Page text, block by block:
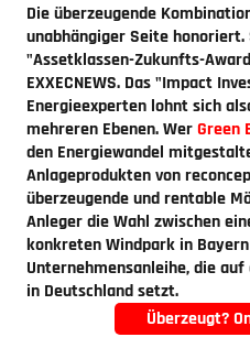
Die überzeugende
unabhängiger Seite
"Assetklassen-Zukunfts-
EXXECNEWS. Das "Impact
Energieexperten lohnt sich
mehreren Ebenen. WerGreen
den Energiewandel
Anlageprodukten von
überzeugende und rentable
Anleger die Wahl zwischen
konkreten Windpark in
Unternehmensanleihe, die
in Deutschland setzt.
Überzeugt?